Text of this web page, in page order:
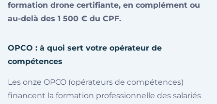
formation drone certifiante, en complément ou
au-delà des 1 500 € du CPF.
OPCO : à quoi sert votre opérateur de
compétences
Les onze OPCO (opérateurs de compétences)
financent la formation professionnelle des salariés